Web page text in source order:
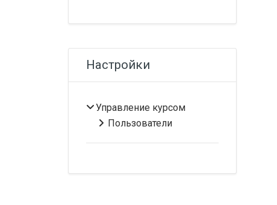
Настройки
Управление курсом
Пользователи